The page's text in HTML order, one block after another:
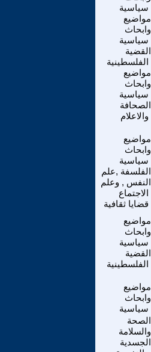
سياسية
مواضيع
وابحاث
سياسية
القضية
الفلسطينية
مواضيع
وابحاث
سياسية
الصحافة
والاعلام
مواضيع
وابحاث
سياسية
الفلسفة ,علم
النفس , وعلم
الاجتماع
قضايا ثقافية
مواضيع
وابحاث
سياسية
القضية
الفلسطينية
مواضيع
وابحاث
سياسية
الصحة
والسلامة
الجسدية